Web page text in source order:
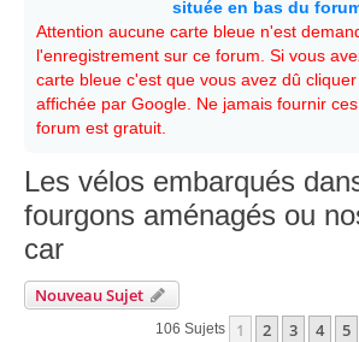
située en bas du
Attention aucune carte bleue n'est
l'enregistrement sur ce forum. Si vous
carte bleue c'est que vous avez dû
affichée par Google. Ne jamais fournir
forum est gratuit.
Les vélos embarqués
fourgons aménagés ou
car
Nouveau Sujet
106 Sujets 1 2 3 4 5